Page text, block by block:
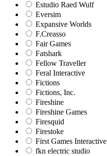
Estudio Raed Wulf
Eversim
Expansive Worlds
F.Creasso
Fair Games
Fatshark
Fellow Traveller
Feral Interactive
Fictions
Fictions, Inc.
Fireshine
Fireshine Games
Firesquid
Firestoke
First Games Interactive
fkn electric studio